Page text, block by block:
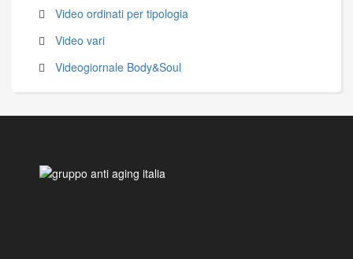
Video ordinati per tipologia
Video vari
Videogiornale Body&Soul